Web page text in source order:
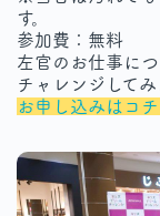
す。
参加費：無料
左官のお仕事に
チャレンジしてみ
お申し込みはコ